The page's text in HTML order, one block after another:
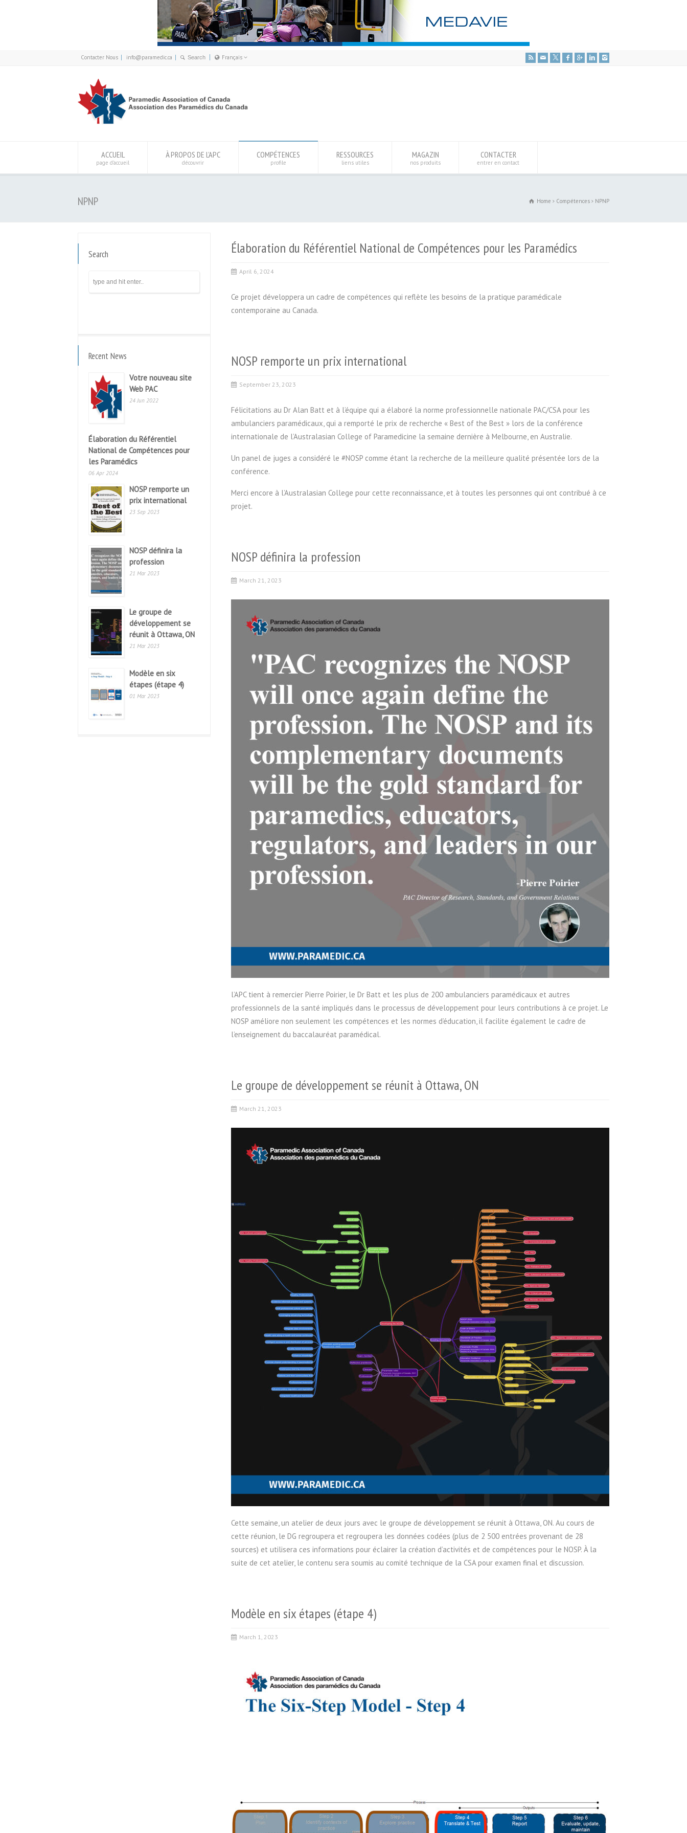
Contacter Nous info@paramedic.ca
Français
ACCUEIL
page d’accueil
À PROPOS DE L’APC
découvrir
COMPÉTENCES
profile
RESSOURCES
liens utiles
MAGAZIN
nos produits
CONTACTER
entrer en contact
NPNP Home Compétences NPNP
Élaboration du Référentiel National de Compétences pour les Paramédics
April 6, 2024
Ce projet développera un cadre de compétences qui reflète les besoins de la pratique paramédicale
contemporaine au Canada.
NOSP remporte un prix international
September 23, 2023
Félicitations au Dr Alan Batt et à l’équipe qui a élaboré la norme professionnelle nationale PAC/CSA pour les
ambulanciers paramédicaux, qui a remporté le prix de recherche « Best of the Best » lors de la conférence
internationale de l’Australasian College of Paramedicine la semaine dernière à Melbourne, en Australie.
Un panel de juges a considéré le #NOSP comme étant la recherche de la meilleure qualité présentée lors de la
conférence.
Merci encore à l’Australasian College pour cette reconnaissance, et à toutes les personnes qui ont contribué à ce
projet.
NOSP définira la profession
March 21, 2023
l’APC tient à remercier Pierre Poirier, le Dr Batt et les plus de 200 ambulanciers paramédicaux et autres
professionnels de la santé impliqués dans le processus de développement pour leurs contributions à ce projet. Le
NOSP améliore non seulement les compétences et les normes d’éducation, il facilite également le cadre de
l’enseignement du baccalauréat paramédical.
Le groupe de développement se réunit à Ottawa, ON
March 21, 2023
Cette semaine, un atelier de deux jours avec le groupe de développement se réunit à Ottawa, ON. Au cours de
cette réunion, le DG regroupera et regroupera les données codées (plus de 2 500 entrées provenant de 28
sources) et utilisera ces informations pour éclairer la création d’activités et de compétences pour le NOSP. À la
suite de cet atelier, le contenu sera soumis au comité technique de la CSA pour examen final et discussion.
Modèle en six étapes (étape 4)
March 1, 2023
Search
Recent News
Votre nouveau site
Web PAC
24 Jun 2022
Élaboration du Référentiel
National de Compétences pour
les Paramédics
06 Apr 2024
NOSP remporte un
prix international
23 Sep 2023
NOSP définira la
profession
21 Mar 2023
Le groupe de
développement se
réunit à Ottawa, ON
21 Mar 2023
Modèle en six
étapes (étape 4)
01 Mar 2023